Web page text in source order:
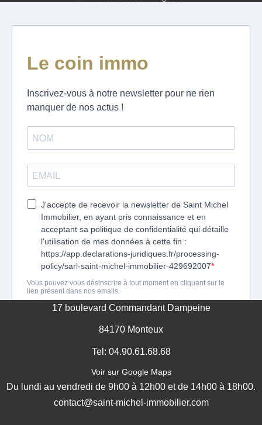
17 boulevard Commandant Dampeine
84170 Monteux
Tel: 04.90.61.68.68
Voir sur Google Maps
Du lundi au vendredi de 9h00 à 12h00 et de 14h00 à 18h00.
contact@saint-michel-immobilier.com